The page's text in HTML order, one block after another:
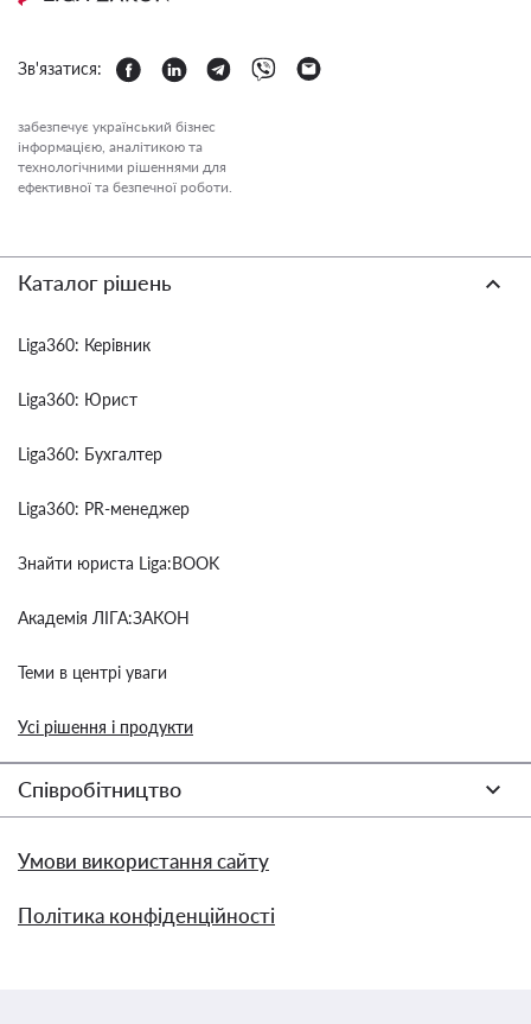
Зв'язатися:
забезпечує український бізнес
інформацією, аналітикою та
технологічними рішеннями для
ефективної та безпечної роботи.
Каталог рішень
Liga360: Керівник
Liga360: Юрист
Liga360: Бухгалтер
Liga360: PR-менеджер
Знайти юриста Liga:BOOK
Академія ЛІГА:ЗАКОН
Теми в центрі уваги
Усі рішення і продукти
Співробітництво
Умови використання сайту
Політика конфіденційності